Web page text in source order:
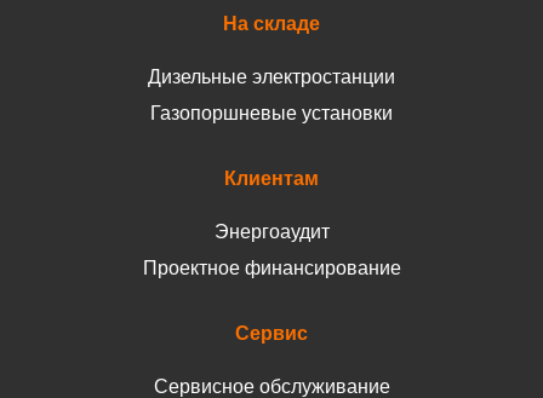
На складе
Дизельные электростанции
Газопоршневые установки
Клиентам
Энергоаудит
Проектное финансирование
Сервис
Сервисное обслуживание